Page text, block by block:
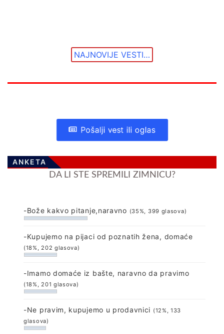
NAJNOVIJE VESTI…
Pošalji vest ili oglas
ANKETA
DA LI STE SPREMILI ZIMNICU?
-Bože kakvo pitanje,naravno (35%, 399 glasova)
-Kupujemo na pijaci od poznatih žena, domaće
(18%, 202 glasova)
-Imamo domaće iz bašte, naravno da pravimo
(18%, 201 glasova)
-Ne pravim, kupujemo u prodavnici (12%, 133
glasova)